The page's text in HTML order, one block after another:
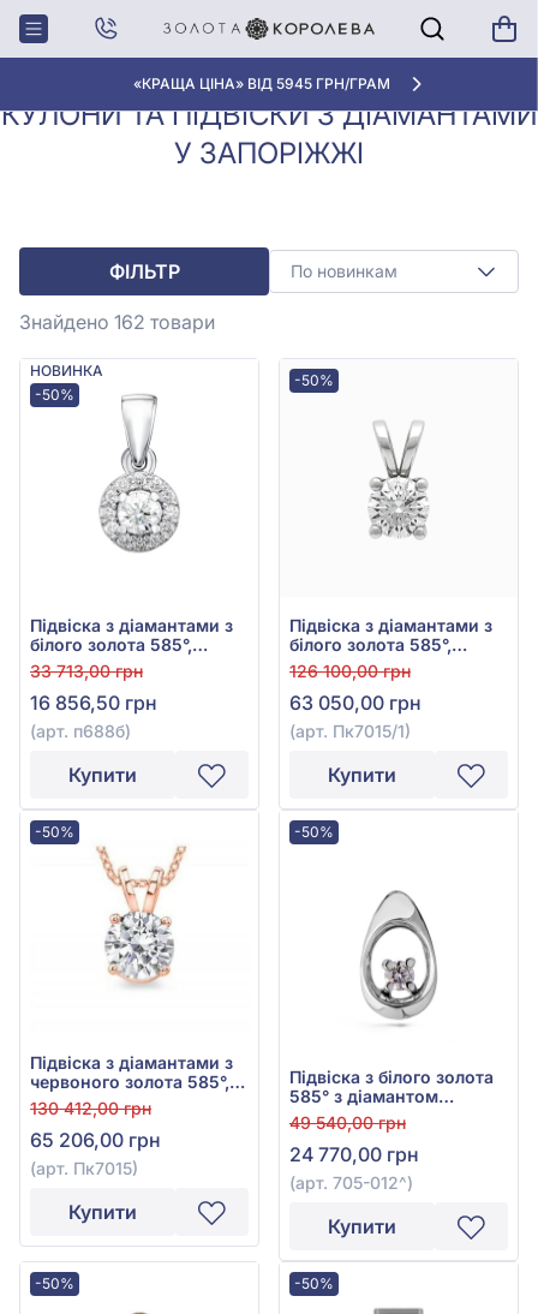
«КРАЩА ЦІНА» ВІД 5945 ГРН/ГРАМ
Головна
Кулони, Підвіски з
діамантами
Кулони та підвіски з
діамантами у Запоріжжі
КУЛОНИ ТА ПІДВІСКИ З ДІАМАНТАМИ
У ЗАПОРІЖЖІ
ФІЛЬТР По новинкам
Знайдено 162 товари
НОВИНКА
-50%
Підвіска з діамантами з
білого золота 585°,
Діамант 0,15ct, арт.
п688б
33 713,00 грн
16 856,50 грн
(арт. п688б)
Купити
-50%
Підвіска з діамантами з
білого золота 585°,
Діамант 0,54ct, арт.
Пк7015/1
126 100,00 грн
63 050,00 грн
(арт. Пк7015/1)
Купити
-50%
Підвіска з діамантами з
червоного золота 585°,
Діамант 0,54ct, арт.
Пк7015
130 412,00 грн
65 206,00 грн
(арт. Пк7015)
Купити
-50%
Підвіска з білого золота
585° з діамантом
0,075ct, арт. 705-012^
49 540,00 грн
24 770,00 грн
(арт. 705-012^)
Купити
-50% -50%